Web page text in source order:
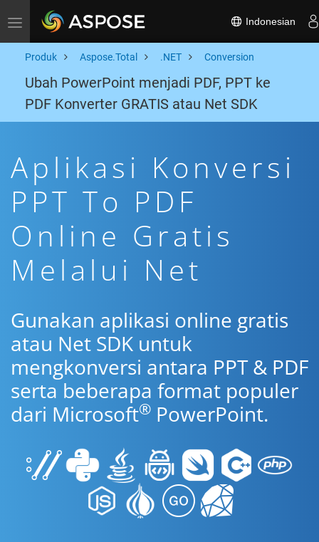
Toggle navigation Indonesian
Produk Aspose.Total .NET Conversion
Ubah PowerPoint menjadi PDF, PPT ke
PDF Konverter GRATIS atau Net SDK
Aplikasi Konversi
PPT To PDF
Online Gratis
Melalui Net
Gunakan aplikasi online gratis
atau Net SDK untuk
mengkonversi antara PPT & PDF
serta beberapa format populer
dari Microsoft® PowerPoint.